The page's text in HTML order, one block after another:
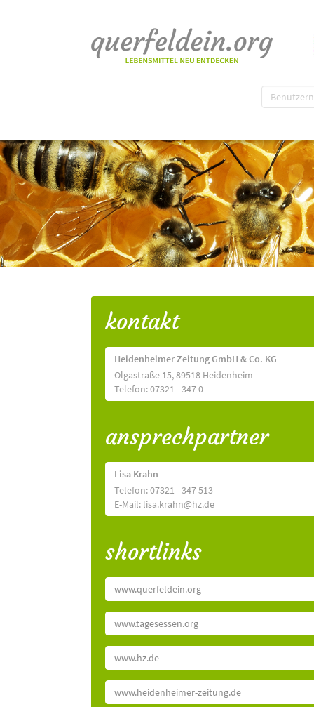
kontakt
Heidenheimer Zeitung GmbH & Co. KG
Olgastraße 15, 89518 Heidenheim
Telefon: 07321 - 347 0
ansprechpartner
Lisa Krahn
Telefon: 07321 - 347 513
E-Mail: lisa.krahn@hz.de
shortlinks
www.querfeldein.org
www.tagesessen.org
www.hz.de
www.heidenheimer-zeitung.de